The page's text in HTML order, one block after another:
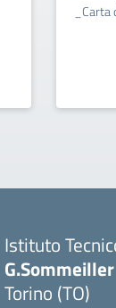
Istituto
G.Sommeiller
Torino (TO)